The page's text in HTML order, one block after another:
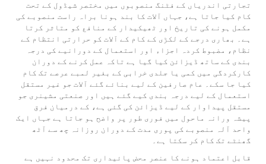
تجارتی اندریاں کے فٹنگ منصوبوں میں مختصر شیڈول کے تحت
کام کیا جاتا ہے، جہاں آلات کا بند ہونا براہ راست منصوبے کی
مکمل ہونے کی تاریخ اور ٹھیکیدار کے منافع کو متاثر کرتا
ہے۔ بھاری درجے کے لکڑی کے کام کے آلات کو حرارتی انتظام کے
نظام، مضبوط کردہ اجزاء اور استعمال کے دورانیے کی درجہ
بندی کے ساتھ ڈیزائن کیا گیا ہے تاکہ عمل کرنے کے دوران
کارکردگی میں کمی یا جلدی خرابی کے بغیر لمبے عرصے تک کام
کیا جا سکے۔ عام صارفین کے لیے بنائے گئے آلات جو غیر مستقل
استعمال کے لیے درجہ بندی کیے گئے ہیں اور صنعتی مشینری جو
مستقل پیداوار کے لیے ڈیزائن کی گئی ہے، کے درمیان فرق
پیشہ ورانہ ماحول میں فوری طور پر واضح ہو جاتا ہے جہاں ایک
واحد آلہ منصوبے کی پوری مدت کے دوران روزانہ چھ سے آٹھ
گھنٹے تک کام کر سکتا ہے۔
قابل اعتماد ہونے کا عنصر محض پائیداری تک محدود نہیں ہے